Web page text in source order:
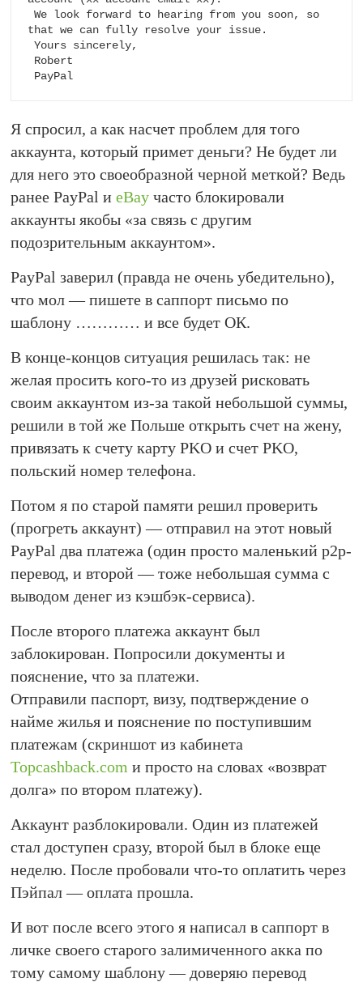
We look forward to hearing from you soon, so
that we can fully resolve your issue.
Yours sincerely,
PayPal
Я спросил, а как насчет проблем для того
аккаунта, который примет деньги? Не будет ли
для него это своеобразной черной меткой? Ведь
ранее PayPal иeBay часто блокировали
аккаунты якобы «за связь с другим
подозрительным аккаунтом».
PayPal заверил (правда не очень убедительно),
что мол — пишете в саппорт письмо по
шаблону ………… и все будет ОК.
В конце-концов ситуация решилась так: не
желая просить кого-то из друзей рисковать
своим аккаунтом из-за такой небольшой суммы,
решили в той же Польше открыть счет на жену,
привязать к счету карту PKO и счет PKO,
польский номер телефона.
Потом я по старой памяти решил проверить
(прогреть аккаунт) — отправил на этот новый
PayPal два платежа (один просто маленький p2p-
перевод, и второй — тоже небольшая сумма с
выводом денег из кэшбэк-сервиса).
После второго платежа аккаунт был
заблокирован. Попросили документы и
пояснение, что за платежи.
Отправили паспорт, визу, подтверждение о
найме жилья и пояснение по поступившим
платежам (скриншот из кабинета
Topcashback.com и просто на словах «возврат
долга» по втором платежу).
Аккаунт разблокировали. Один из платежей
стал доступен сразу, второй был в блоке еще
неделю. После пробовали что-то оплатить через
Пэйпал — оплата прошла.
И вот после всего этого я написал в саппорт в
личке своего старого залимиченного акка по
тому самому шаблону — доверяю перевод